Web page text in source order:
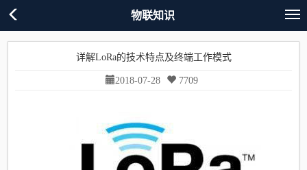
物联知识
详解LoRa的技术特点及终端工作模式
2018-07-28 7709